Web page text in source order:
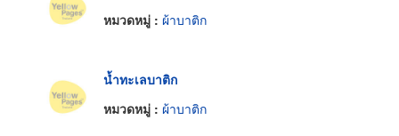
หมวดหมู่ : ผ้าบาติก
น้ำทะเลบาติก
หมวดหมู่ : ผ้าบาติก